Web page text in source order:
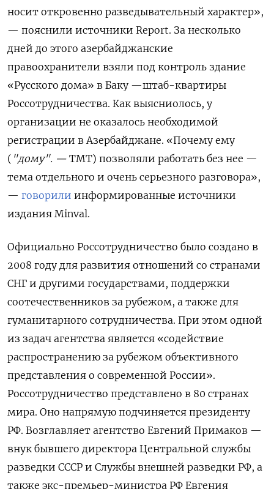
носит откровенно разведывательный характер»,
— пояснили источники Report. За несколько
дней до этого азербайджанские
правоохранители взяли под контроль здание
«Русского дома» в Баку —штаб-квартиры
Россотрудничества. Как выясниолось, у
организации не оказалось необходимой
регистрации в Азербайджане. «Почему ему
( "дому". — ТМТ) позволяли работать без нее —
тема отдельного и очень серьезного разговора»,
— говорили информированные источники
издания Minval.
Официально Россотрудничество было создано в
2008 году для развития отношений со странами
СНГ и другими государствами, поддержки
соотечественников за рубежом, а также для
гуманитарного сотрудничества. При этом одной
из задач агентства является «содействие
распространению за рубежом объективного
представления о современной России».
Россотрудничество представлено в 80 странах
мира. Оно напрямую подчиняется президенту
РФ. Возглавляет агентство Евгений Примаков —
внук бывшего директора Центральной службы
разведки СССР и Службы внешней разведки РФ, а
также экс-премьер-министра РФ Евгения